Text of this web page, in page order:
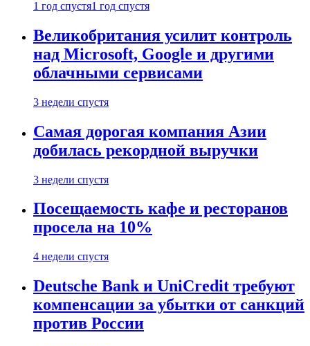
1 год спустя1 год спустя
Великобритания усилит контроль
над Microsoft, Google и другими
облачными сервисами
3 недели спустя
Самая дорогая компания Азии
добилась рекордной выручки
3 недели спустя
Посещаемость кафе и ресторанов
просела на 10%
4 недели спустя
Deutsche Bank и UniCredit требуют
компенсации за убытки от санкций
против России